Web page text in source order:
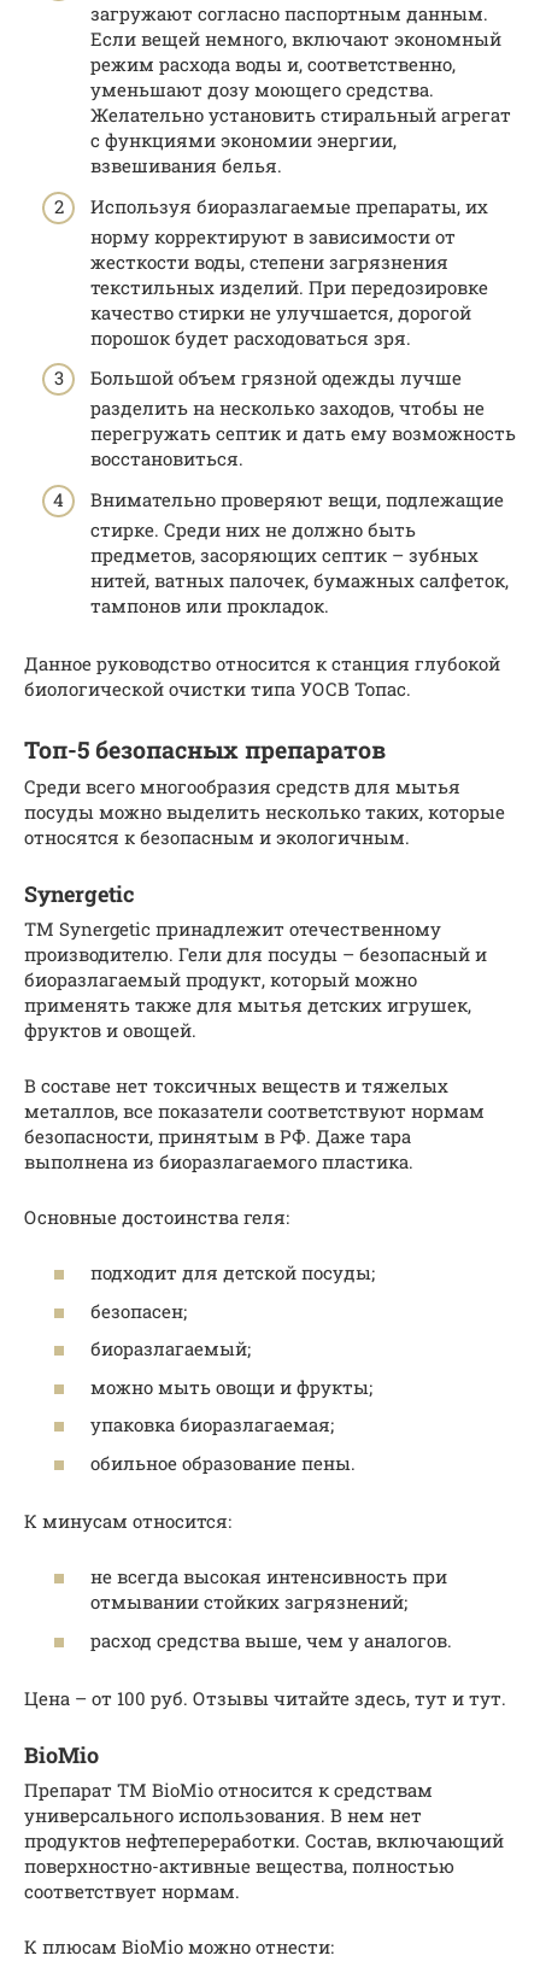
загружают согласно паспортным данным.
Если вещей немного, включают экономный
режим расхода воды и, соответственно,
уменьшают дозу моющего средства.
Желательно установить стиральный агрегат
с функциями экономии энергии,
взвешивания белья.
Используя биоразлагаемые препараты, их
норму корректируют в зависимости от
жесткости воды, степени загрязнения
текстильных изделий. При передозировке
качество стирки не улучшается, дорогой
порошок будет расходоваться зря.
Большой объем грязной одежды лучше
разделить на несколько заходов, чтобы не
перегружать септик и дать ему возможность
восстановиться.
Внимательно проверяют вещи, подлежащие
стирке. Среди них не должно быть
предметов, засоряющих септик – зубных
нитей, ватных палочек, бумажных салфеток,
тампонов или прокладок.
Данное руководство относится к станция глубокой
биологической очистки типа УОСВ Топас.
Топ-5 безопасных препаратов
Среди всего многообразия средств для мытья
посуды можно выделить несколько таких, которые
относятся к безопасным и экологичным.
Synergetic
ТМ Synergetic принадлежит отечественному
производителю. Гели для посуды – безопасный и
биоразлагаемый продукт, который можно
применять также для мытья детских игрушек,
фруктов и овощей.
В составе нет токсичных веществ и тяжелых
металлов, все показатели соответствуют нормам
безопасности, принятым в РФ. Даже тара
выполнена из биоразлагаемого пластика.
Основные достоинства геля:
подходит для детской посуды;
безопасен;
биоразлагаемый;
можно мыть овощи и фрукты;
упаковка биоразлагаемая;
обильное образование пены.
К минусам относится:
не всегда высокая интенсивность при
отмывании стойких загрязнений;
расход средства выше, чем у аналогов.
Цена – от 100 руб. Отзывы читайте здесь, тут и тут.
BioMio
Препарат ТМ BioMio относится к средствам
универсального использования. В нем нет
продуктов нефтепереработки. Состав, включающий
поверхностно-активные вещества, полностью
соответствует нормам.
К плюсам BioMio можно отнести: